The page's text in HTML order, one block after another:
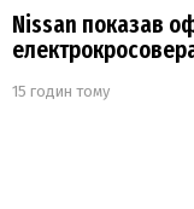
Nissan показав
15 годин тому